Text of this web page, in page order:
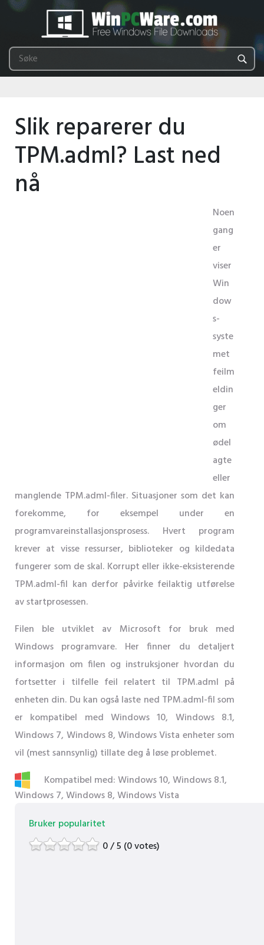
Slik reparerer du
TPM.adml? Last ned
nå
Noen
gang
er
viser
Win
dow
s-
syste
met
feilm
eldin
ger
om
ødel
agte
eller
manglende TPM.adml-filer. Situasjoner som det kan
forekomme, for eksempel under en
programvareinstallasjonsprosess. Hvert program
krever at visse ressurser, biblioteker og kildedata
fungerer som de skal. Korrupt eller ikke-eksisterende
TPM.adml-fil kan derfor påvirke feilaktig utførelse
av startprosessen.
Filen ble utviklet av Microsoft for bruk med
Windows programvare. Her finner du detaljert
informasjon om filen og instruksjoner hvordan du
fortsetter i tilfelle feil relatert til TPM.adml på
enheten din. Du kan også laste ned TPM.adml-fil som
er kompatibel med Windows 10, Windows 8.1,
Windows 7, Windows 8, Windows Vista enheter som
vil (mest sannsynlig) tillate deg å løse problemet.
Kompatibel med: Windows 10, Windows 8.1,
Windows 7, Windows 8, Windows Vista
Bruker popularitet
0 / 5 (0 votes)